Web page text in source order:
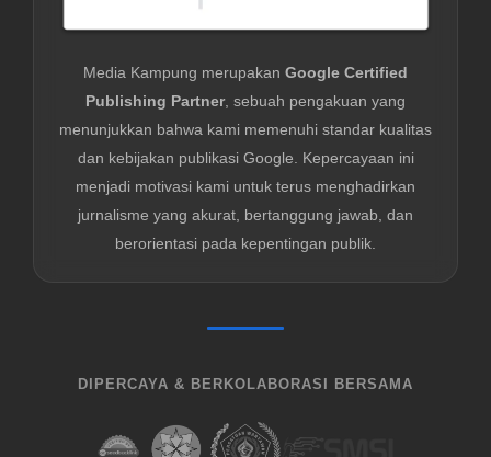
Media Kampung merupakan Google Certified
Publishing Partner, sebuah pengakuan yang
menunjukkan bahwa kami memenuhi standar kualitas
dan kebijakan publikasi Google. Kepercayaan ini
menjadi motivasi kami untuk terus menghadirkan
jurnalisme yang akurat, bertanggung jawab, dan
berorientasi pada kepentingan publik.
DIPERCAYA & BERKOLABORASI BERSAMA